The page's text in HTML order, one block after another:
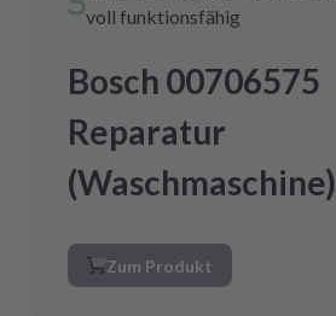
voll funktionsfähig
Bosch 00706575
Reparatur
(Waschmaschine)
Zum Produkt